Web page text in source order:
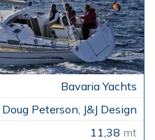
Bavaria Yachts
Doug Peterson, J&J Design
11,38 mt